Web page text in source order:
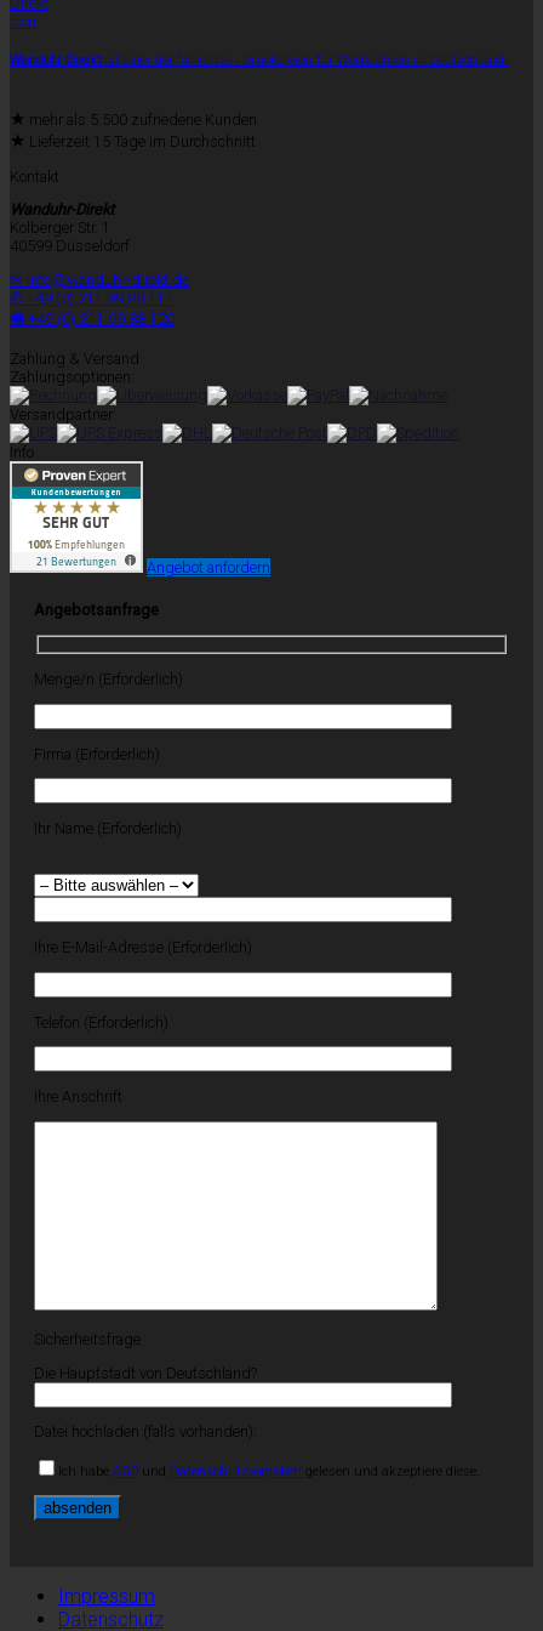
Wanduhr-Direktist einer der führenden Druckereien für Werbeuhren in Deutschland.
★ mehr als 5.500 zufriedene Kunden
★ Lieferzeit 15 Tage im Durchschnitt
Kontakt
Wanduhr-Direkt
Kolberger Str. 1
40599 Düsseldorf
✉ info@wanduhr-direkt.de
✆ +49 (0) 211 99 88 111
🖷 +49 (0) 211 99 88 120
Zahlung & Versand
Zahlungsoptionen:
Versandpartner:
Info
Angebot anfordern
Angebotsanfrage
Menge/n (Erforderlich)
Firma (Erforderlich)
Ihr Name (Erforderlich)
Ihre E-Mail-Adresse (Erforderlich)
Telefon (Erforderlich)
Ihre Anschrift
Sicherheitsfrage
Die Hauptstadt von Deutschland?
Datei hochladen (falls vorhanden):
Ich habe AGB und Datenschutzvorgaben gelesen und akzeptiere diese.
Impressum
Datenschutz